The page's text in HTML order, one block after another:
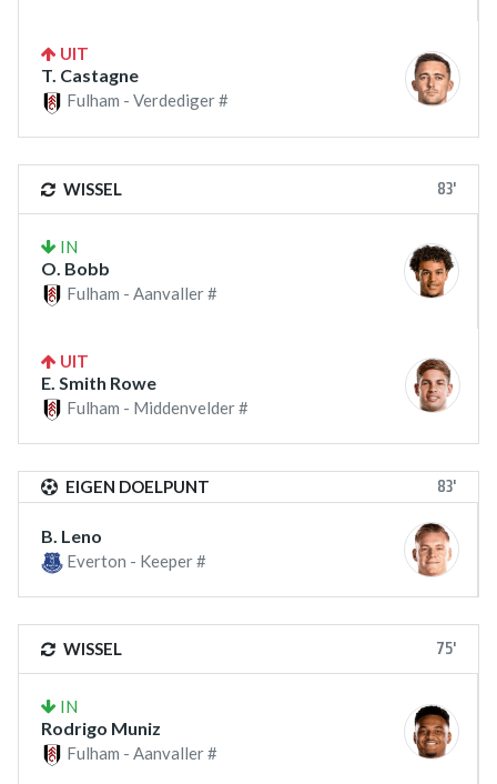
UIT
T. Castagne
Fulham - Verdediger #
WISSEL 83'
IN
O. Bobb
Fulham - Aanvaller #
UIT
E. Smith Rowe
Fulham - Middenvelder #
EIGEN DOELPUNT 83'
B. Leno
Everton - Keeper #
WISSEL 75'
IN
Rodrigo Muniz
Fulham - Aanvaller #